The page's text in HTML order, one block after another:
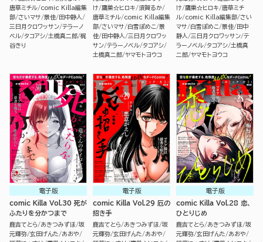
唐草ミチル comic Killa編集
部 さいマサ 景佳 田中静人
三日月クロワッサン テラーノ
ベル タコアシ 土橋真二郎 梶
谷きり
け 鷹巣☆ヒロキ 須賀るか
唐草ミチル comic Killa編集
部 さいマサ 白雪ぽめこ 景
佳 田中静人 三日月クロワッ
サン テラーノベル タコアシ
土橋真二郎 ヤマモトヨウコ
け 鷹巣☆ヒロキ
唐草ミチ
ル comic Killa編集部 さい
マサ
白雪ぽめこ 景佳 田中
静人 三日月クロワッサン テ
ラーノベル タコアシ 土橋真
二郎 ヤマモトヨウコ
電子版
comic Killa Vol.30 死が
ふたりを分かつまで
鹿吉てとら あきつみずほ 坂
元輝弥 玄田げんた
あおや
電子版
comic Killa Vol.29 厄の
招き手
鹿吉てとら あきつみずほ 坂
元輝弥 玄田げんた
あおや
電子版
comic Killa Vol.28 恋、
ひとりじめ
鹿吉てとら あきつみずほ 坂
元輝弥 玄田げんた
あおや